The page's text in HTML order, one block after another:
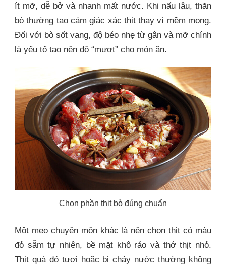
ít mỡ, dễ bở và nhanh mất nước. Khi nấu lâu, thăn
bò thường tạo cảm giác xác thịt thay vì mềm mọng.
Đối với bò sốt vang, độ béo nhẹ từ gân và mỡ chính
là yếu tố tạo nên độ “mượt” cho món ăn.
Chọn phần thịt bò đúng chuẩn
Một mẹo chuyên môn khác là nên chọn thịt có màu
đỏ sẫm tự nhiên, bề mặt khô ráo và thớ thịt nhỏ.
Thịt quá đỏ tươi hoặc bị chảy nước thường không